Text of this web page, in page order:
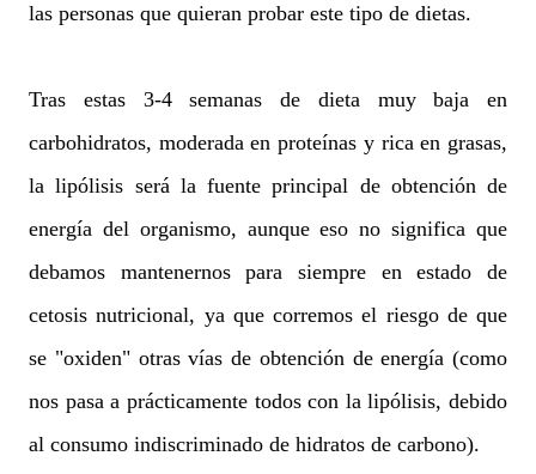
las personas que quieran probar este tipo de dietas.
Tras estas 3-4 semanas de dieta muy baja en
carbohidratos, moderada en proteínas y rica en grasas,
la lipólisis será la fuente principal de obtención de
energía del organismo, aunque eso no significa que
debamos mantenernos para siempre en estado de
cetosis nutricional, ya que corremos el riesgo de que
se "oxiden" otras vías de obtención de energía (como
nos pasa a prácticamente todos con la lipólisis, debido
al consumo indiscriminado de hidratos de carbono).